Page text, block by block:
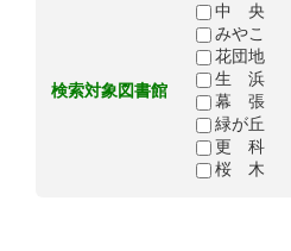
検索対象図書館
中 央
みやこ
花団地
生 浜
幕 張
緑が丘
更 科
桜 木